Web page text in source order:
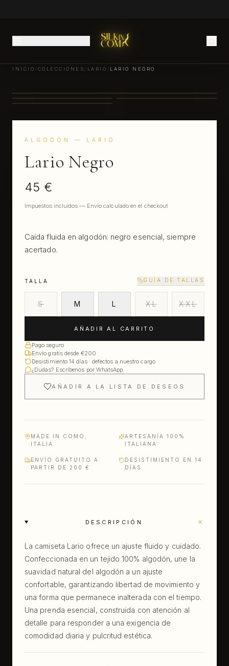
INICIO / COLECCIONES / LARIO / LARIO NEGRO
ALGODÓN — LARIO
Lario Negro
45 €
Impuestos incluidos — Envío calculado en el checkout
Caída fluida en algodón: negro esencial, siempre
acertado.
TALLA GUÍA DE TALLAS
S M L XL XXL
AÑADIR AL CARRITO
Pago seguro
Envío gratis desde €200
Desistimiento 14 días · defectos a nuestro cargo
¿Dudas? Escríbenos por WhatsApp
AÑADIR A LA LISTA DE DESEOS
MADE IN COMO,
ITALIA
ARTESANÍA 100%
ITALIANA
ENVÍO GRATUITO A
PARTIR DE 200 €
DESISTIMIENTO EN 14
DÍAS
DESCRIPCIÓN +
La camiseta Lario ofrece un ajuste fluido y cuidado.
Confeccionada en un tejido 100% algodón, une la
suavidad natural del algodón a un ajuste
confortable, garantizando libertad de movimiento y
una forma que permanece inalterada con el tiempo.
Una prenda esencial, construida con atención al
detalle para responder a una exigencia de
comodidad diaria y pulcritud estética.